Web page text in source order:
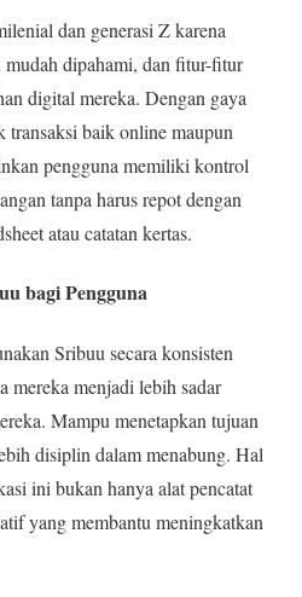
dan generasi Z karena
mudah dipahami, dan fitur-fitur
digital mereka. Dengan gaya
transaksi baik online maupun
pengguna memiliki kontrol
tanpa harus repot dengan
atau catatan kertas.
bagi Pengguna
Sribuu secara konsisten
mereka menjadi lebih sadar
Mampu menetapkan tujuan
disiplin dalam menabung. Hal
ini bukan hanya alat pencatat
yang membantu meningkatkan